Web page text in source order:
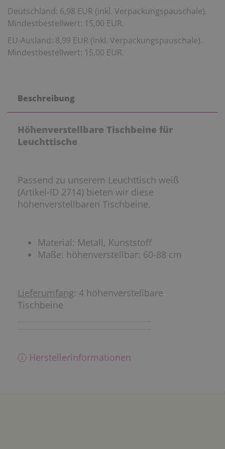
Deutschland: 6,98 EUR (inkl. Verpackungspauschale).
Mindestbestellwert: 15,00 EUR.
EU-Ausland: 8,99 EUR (inkl. Verpackungspauschale).
Mindestbestellwert: 15,00 EUR.
Beschreibung
Höhenverstellbare Tischbeine für
Leuchttische
Passend zu unserem Leuchttisch weiß
(Artikel-ID 2714) bieten wir diese
höhenverstellbaren Tischbeine.
Material: Metall, Kunststoff
Maße: höhenverstellbar: 60-88 cm
Lieferumfang: 4 höhenverstellbare
Tischbeine
ⓘ Herstellerinformationen